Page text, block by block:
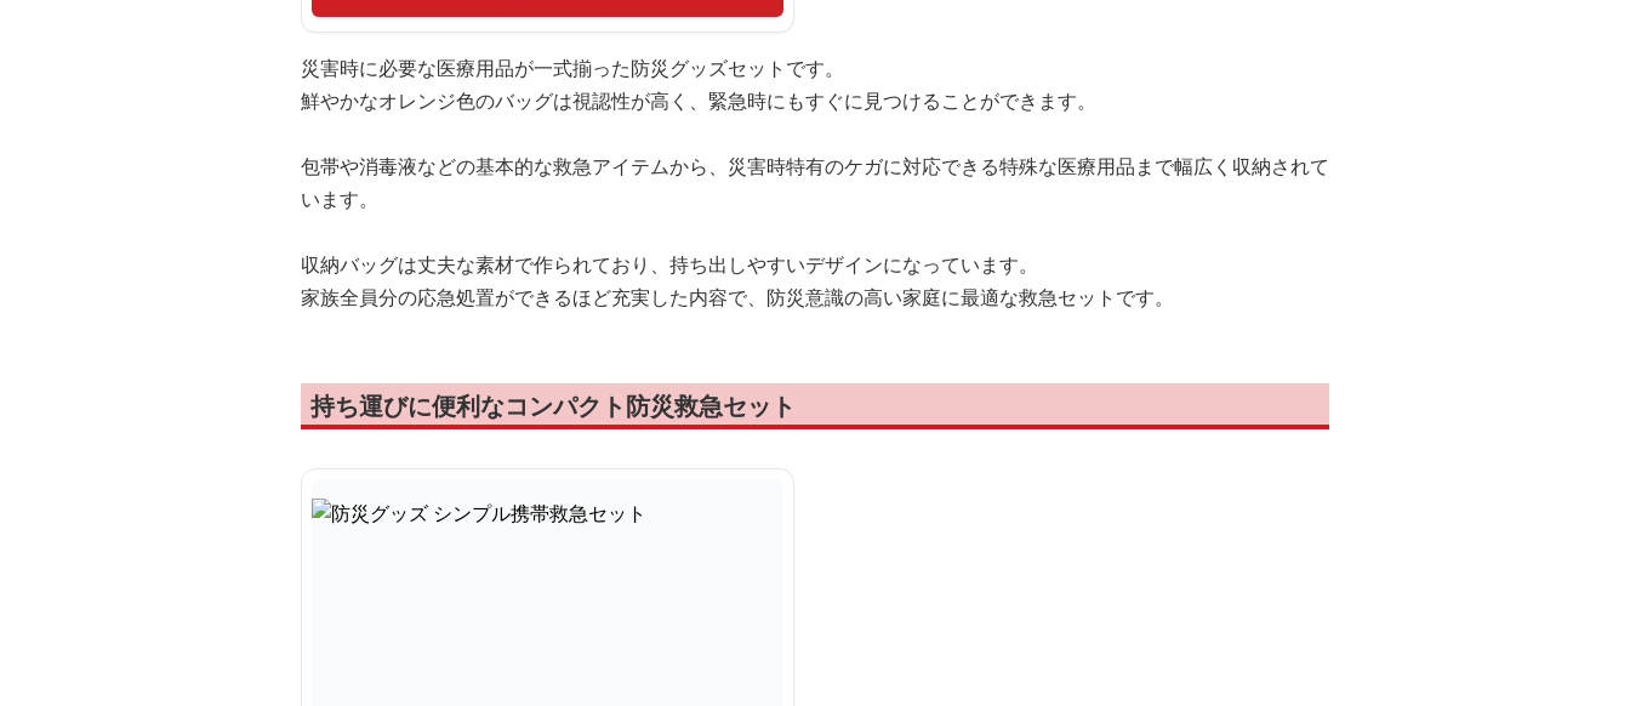
災害時に必要な医療用品が一式揃った防災グッズセットです。
鮮やかなオレンジ色のバッグは視認性が高く、緊急時にもすぐに見つけることができます。
包帯や消毒液などの基本的な救急アイテムから、災害時特有のケガに対応できる特殊な医療用品まで幅広く収納されて
います。
収納バッグは丈夫な素材で作られており、持ち出しやすいデザインになっています。
家族全員分の応急処置ができるほど充実した内容で、防災意識の高い家庭に最適な救急セットです。
持ち運びに便利なコンパクト防災救急セット